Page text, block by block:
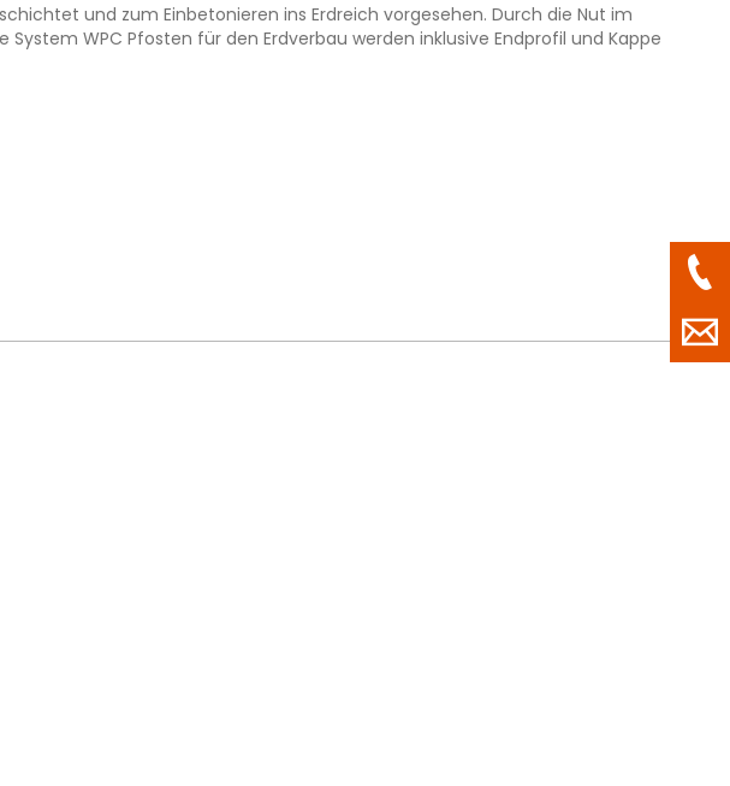
und zum Einbetonieren ins Erdreich vorgesehen. Durch die Nut im
WPC Pfosten für den Erdverbau werden inklusive Endprofil und Kappe